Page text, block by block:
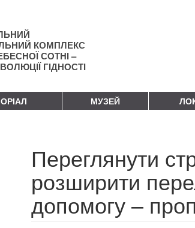
КОМПЛЕКС
СОТНІ –
ГІДНОСТІ
МУЗЕЙ
Переглянути
розширити
допомогу –